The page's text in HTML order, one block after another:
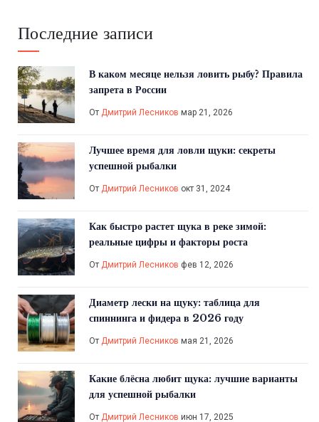
Последние записи
В каком месяце нельзя ловить рыбу? Правила
запрета в России
От Дмитрий Лесников мар 21, 2026
Лучшее время для ловли щуки: секреты
успешной рыбалки
От Дмитрий Лесников окт 31, 2024
Как быстро растет щука в реке зимой:
реальные цифры и факторы роста
От Дмитрий Лесников фев 12, 2026
Диаметр лески на щуку: таблица для
спиннинга и фидера в 2026 году
От Дмитрий Лесников мая 21, 2026
Какие блёсна любит щука: лучшие варианты
для успешной рыбалки
От Дмитрий Лесников июн 17, 2025